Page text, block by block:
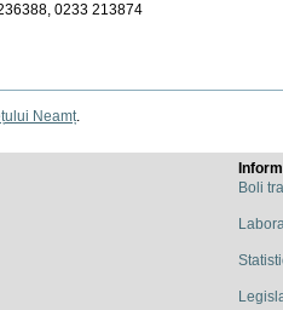
0233 213874
Neamț.
Boli